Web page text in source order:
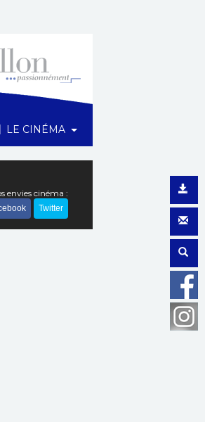
| LE CINÉMA
89200 Avallon
envies cinéma :
Twitter